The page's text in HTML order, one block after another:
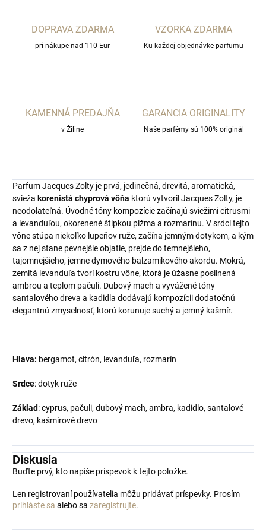
DOPRAVA ZDARMA
pri nákupe nad 110 Eur
VZORKA ZDARMA
Ku každej objednávke parfumu
KAMENNÁ PREDAJŇA
v Žiline
GARANCIA ORIGINALITY
Naše parfémy sú 100% originál
Parfum Jacques Zolty je prvá, jedinečná, drevitá, aromatická,
svieža korenistá chyprová vôňa ktorú vytvoril Jacques Zolty, je
neodolateľná. Úvodné tóny kompozície začínajú sviežimi citrusmi
a levanduľou, okorenené štipkou pižma a rozmarínu. V srdci tejto
vône stúpa niekoľko lupeňov ruže, začína jemným dotykom, a kým
sa z nej stane pevnejšie objatie, prejde do temnejšieho,
tajomnejšieho, jemne dymového balzamikového akordu. Mokrá,
zemitá levanduľa tvorí kostru vône, ktorá je úžasne posilnená
ambrou a teplom pačuli. Dubový mach a vyvážené tóny
santalového dreva a kadidla dodávajú kompozícii dodatočnú
elegantnú zmyselnosť, ktorú korunuje suchý a jemný kašmír.
Hlava: bergamot, citrón, levanduľa, rozmarín
Srdce: dotyk ruže
Základ: cyprus, pačuli, dubový mach, ambra, kadidlo, santalové
drevo, kašmírové drevo
Diskusia
Buďte prvý, kto napíše príspevok k tejto položke.
Len registrovaní používatelia môžu pridávať príspevky. Prosím
prihláste sa alebo sa zaregistrujte.